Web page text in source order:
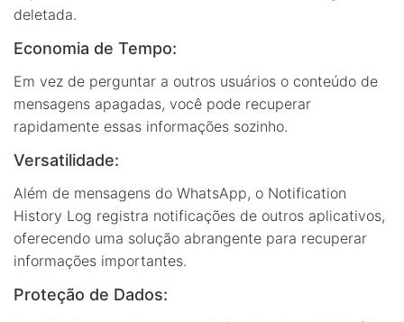
deletada.
Economia de Tempo:
Em vez de perguntar a outros usuários o conteúdo de
mensagens apagadas, você pode recuperar
rapidamente essas informações sozinho.
Versatilidade:
Além de mensagens do WhatsApp, o Notification
History Log registra notificações de outros aplicativos,
oferecendo uma solução abrangente para recuperar
informações importantes.
Proteção de Dados: